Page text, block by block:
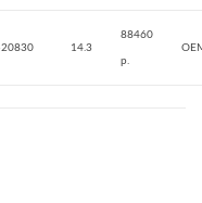
14.3
88460
р.